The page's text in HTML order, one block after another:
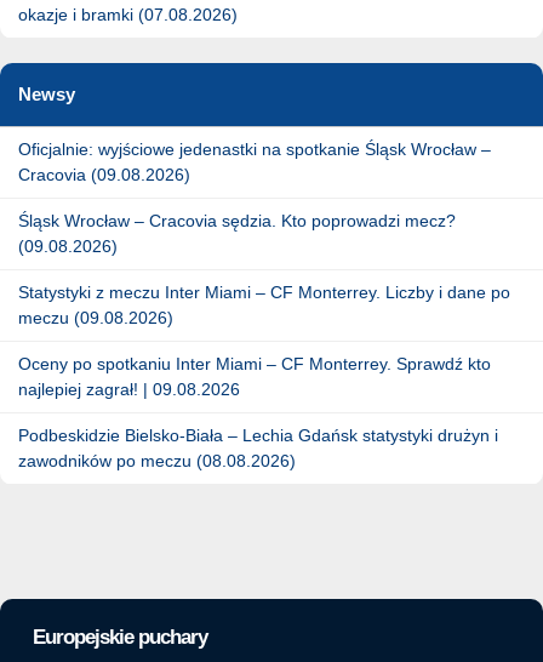
okazje i bramki (07.08.2026)
Newsy
Oficjalnie: wyjściowe jedenastki na spotkanie Śląsk Wrocław –
Cracovia (09.08.2026)
Śląsk Wrocław – Cracovia sędzia. Kto poprowadzi mecz?
(09.08.2026)
Statystyki z meczu Inter Miami – CF Monterrey. Liczby i dane po
meczu (09.08.2026)
Oceny po spotkaniu Inter Miami – CF Monterrey. Sprawdź kto
najlepiej zagrał! | 09.08.2026
Podbeskidzie Bielsko-Biała – Lechia Gdańsk statystyki drużyn i
zawodników po meczu (08.08.2026)
Europejskie puchary